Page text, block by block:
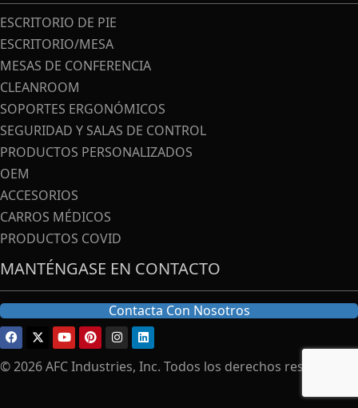
ESCRITORIO DE PIE
ESCRITORIO/MESA
MESAS DE CONFERENCIA
CLEANROOM
SOPORTES ERGONÓMICOS
SEGURIDAD Y SALAS DE CONTROL
PRODUCTOS PERSONALIZADOS
OEM
ACCESORIOS
CARROS MÉDICOS
PRODUCTOS COVID
MANTÉNGASE EN CONTACTO
Contacta Con Nosotros
© 2026 AFC Industries, Inc. Todos los derechos reservados.